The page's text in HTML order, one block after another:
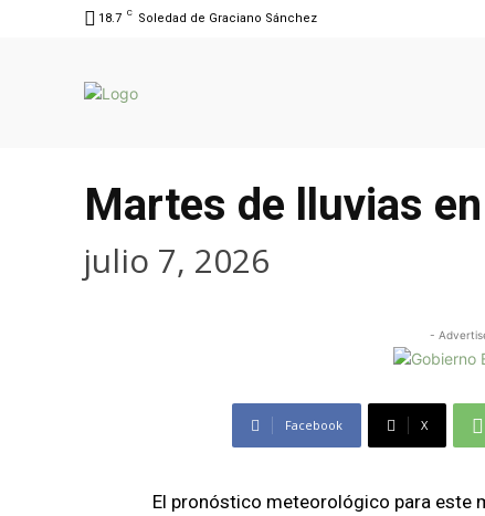
18.7 C Soledad de Graciano Sánchez
Martes de lluvias
julio 7, 2026
-
Facebook X
El pronóstico meteorológico para este